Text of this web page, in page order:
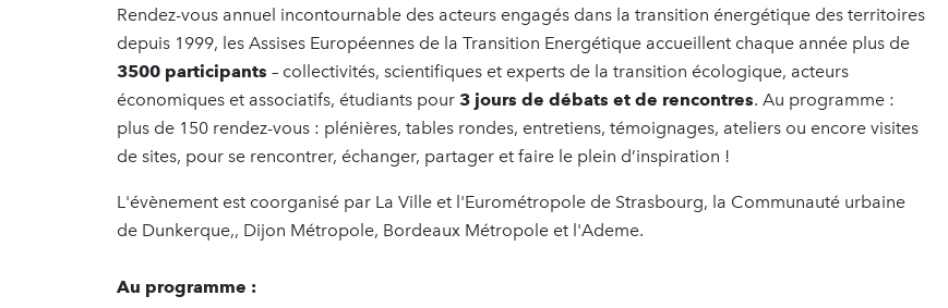
Rendez-vous annuel incontournable des acteurs engagés dans la transition énergétique des territoires
depuis 1999, les Assises Européennes de la Transition Energétique accueillent chaque année plus de
3500 participants – collectivités, scientifiques et experts de la transition écologique, acteurs
économiques et associatifs, étudiants pour 3 jours de débats et de rencontres. Au programme :
plus de 150 rendez-vous : plénières, tables rondes, entretiens, témoignages, ateliers ou encore visites
de sites, pour se rencontrer, échanger, partager et faire le plein d’inspiration !
L'évènement est coorganisé par La Ville et l'Eurométropole de Strasbourg, la Communauté urbaine
de Dunkerque,, Dijon Métropole, Bordeaux Métropole et l'Ademe.
Au programme :